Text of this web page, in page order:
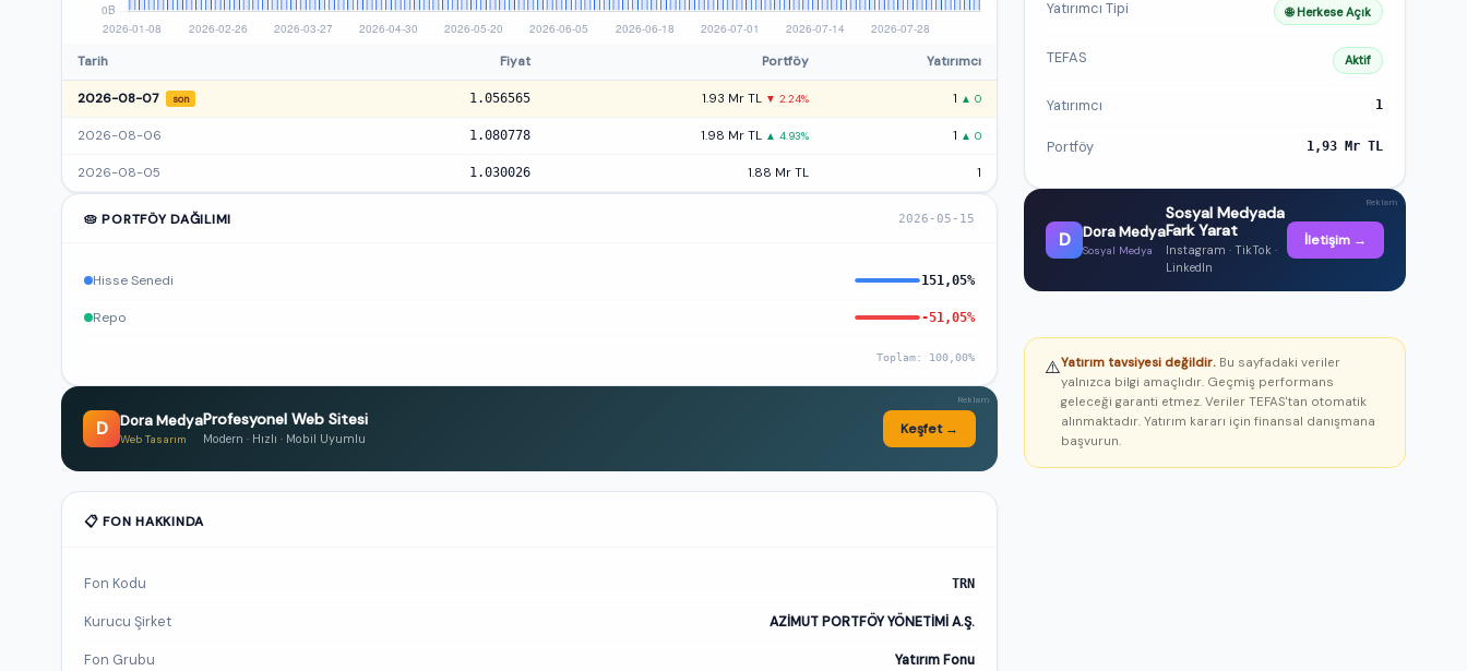
Tarih Fiyat Portföy Yatırımcı
2026-08-07 son 1.056565 1.93 Mr TL ▼ 2.24% 1 ▲ 0
2026-08-06 1.080778 1.98 Mr TL ▲ 4.93% 1 ▲ 0
2026-08-05 1.030026 1.88 Mr TL 1
🥧 PORTFÖY DAĞILIMI 2026-05-15
Hisse Senedi 151,05%
Repo -51,05%
Toplam: 100,00%
D Dora Medya
Web Tasarım
Profesyonel Web Sitesi
Modern · Hızlı · Mobil Uyumlu
Keşfet →
Reklam
📋 FON HAKKINDA
Fon Kodu TRN
Kurucu Şirket AZİMUT PORTFÖY YÖNETİMİ A.Ş.
Fon Grubu Yatırım Fonu
Yatırımcı Tipi 🌐 Herkese Açık
TEFAS Aktif
Yatırımcı 1
Portföy 1,93 Mr TL
D Dora Medya
Sosyal Medya
Sosyal Medyada
Fark Yarat
Instagram · TikTok ·
LinkedIn
İletişim →
Reklam
⚠️Yatırım tavsiyesi değildir. Bu sayfadaki veriler
yalnızca bilgi amaçlıdır. Geçmiş performans
geleceği garanti etmez. Veriler TEFAS'tan otomatik
alınmaktadır. Yatırım kararı için finansal danışmana
başvurun.